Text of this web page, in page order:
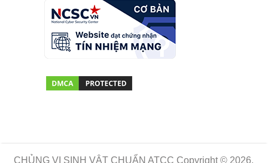
CHỦNG VI SINH VẬT CHUẨN ATCC Copyright © 2026.